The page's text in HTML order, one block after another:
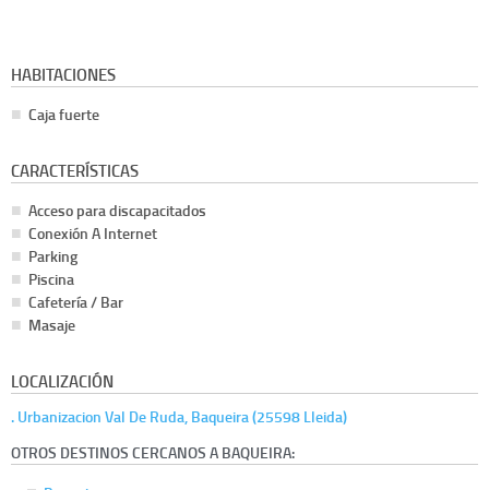
HABITACIONES
Caja fuerte
CARACTERÍSTICAS
Acceso para discapacitados
Conexión A Internet
Parking
Piscina
Cafetería / Bar
Masaje
LOCALIZACIÓN
. Urbanizacion Val De Ruda, Baqueira (25598 Lleida)
OTROS DESTINOS CERCANOS A BAQUEIRA: